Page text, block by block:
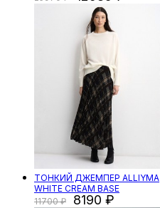
ТОНКИЙ ДЖЕМПЕР ALLIYMA
WHITE CREAM BASE
11700
8190